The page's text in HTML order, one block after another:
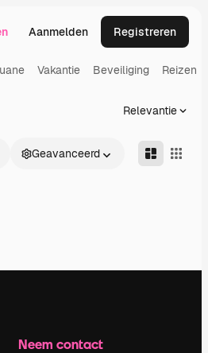
Aanmelden Registreren
Vakantie Beveiliging Reizen
Relevantie
Geavanceerd
Neem contact